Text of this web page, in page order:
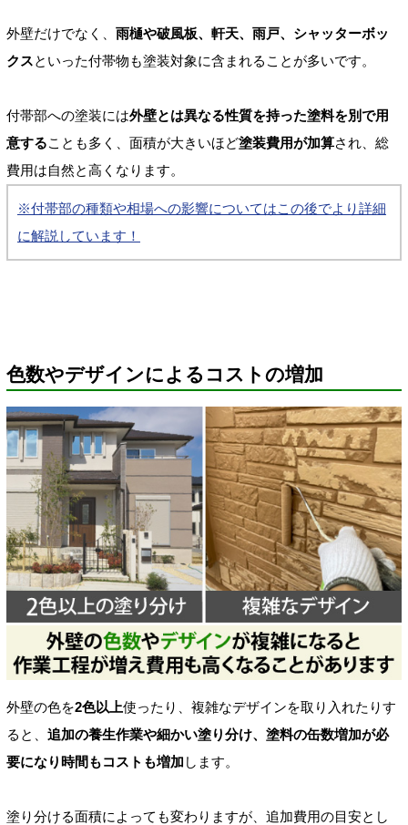
外壁だけでなく、 雨樋や破風板、軒天、雨戸、シャッターボッ
クスといった付帯物も塗装対象に含まれることが多いです。
付帯部への塗装には外壁とは異なる性質を持った塗料を別で用
意することも多く、面積が大きいほど塗装費用が加算され、総
費用は自然と高くなります。
※付帯部の種類や相場への影響についてはこの後でより詳細
に解説しています！
色数やデザインによるコストの増加
外壁の色を2色以上使ったり、複雑なデザインを取り入れたりす
ると、 追加の養生作業や細かい塗り分け、塗料の缶数増加が必
要になり時間もコストも増加 します。
塗り分ける面積によっても変わりますが、追加費用の目安とし